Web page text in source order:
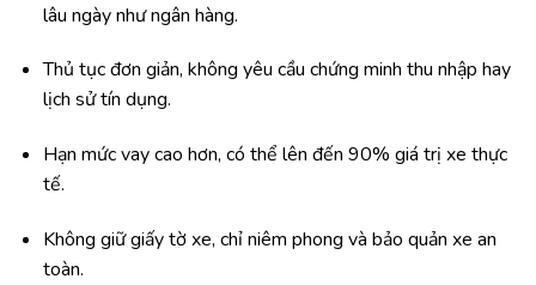
lâu ngày như ngân hàng.
Thủ tục đơn giản, không yêu cầu chứng minh thu nhập hay
lịch sử tín dụng.
Hạn mức vay cao hơn, có thể lên đến 90% giá trị xe thực
tế.
Không giữ giấy tờ xe, chỉ niêm phong và bảo quản xe an
toàn.